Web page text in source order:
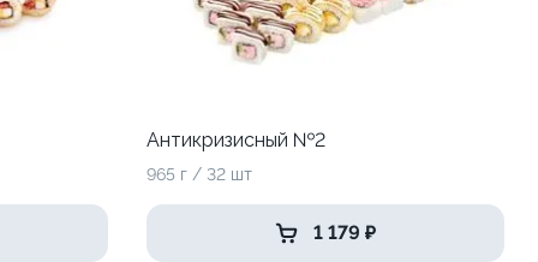
Антикризисный №2
965 г / 32 шт
1 179 ₽